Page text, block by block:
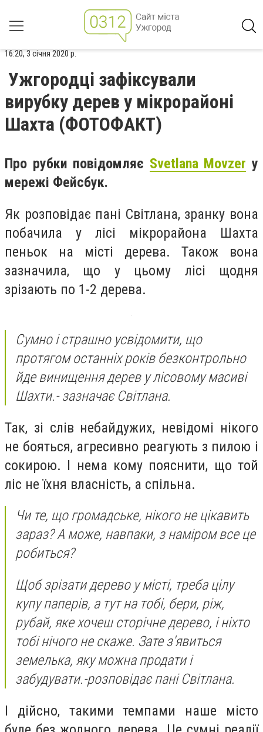
16:20, 3 січня 2020 р.
Ужгородці зафіксували
вирубку дерев у мікрорайоні
Шахта (ФОТОФАКТ)
Про рубки повідомляє Svetlana Movzer у
мережі Фейсбук.
Як розповідає пані Світлана, зранку вона
побачила у лісі мікрорайона Шахта
пеньок на місті дерева. Також вона
зазначила, що у цьому лісі щодня
зрізають по 1-2 дерева.
Сумно і страшно усвідомити, що
протягом останніх років безконтрольно
йде винищення дерев у лісовому масиві
Шахти.- зазначає Світлана.
Так, зі слів небайдужих, невідомі нікого
не бояться, агресивно реагують з пилою і
сокирою. І нема кому пояснити, що той
ліс не їхня власність, а спільна.
Чи те, що громадське, нікого не цікавить
зараз? А може, навпаки, з наміром все це
робиться?
Щоб зрізати дерево у місті, треба цілу
купу паперів, а тут на тобі, бери, ріж,
рубай, яке хочеш сторічне дерево, і ніхто
тобі нічого не скаже. Зате з'явиться
земелька, яку можна продати і
забудувати.-розповідає пані Світлана.
І дійсно, такими темпами наше місто